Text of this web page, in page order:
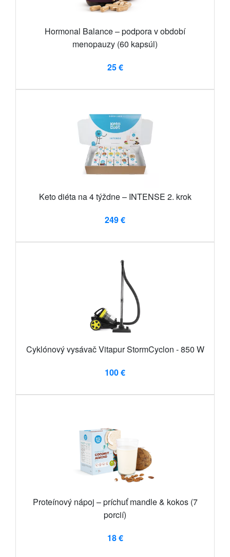
Hormonal Balance – podpora v období
menopauzy (60 kapsúl)
25 €
Keto diéta na 4 týždne – INTENSE 2. krok
249 €
Cyklónový vysávač Vitapur StormCyclon - 850 W
100 €
Proteínový nápoj – príchuť mandle & kokos (7
porcií)
18 €